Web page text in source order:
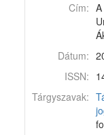
Cím:
Dátum:
ISSN:
Tárgyszavak: